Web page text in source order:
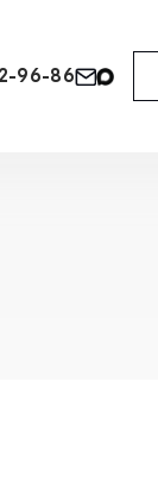
96-86